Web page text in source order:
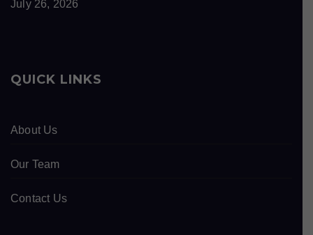
July 26, 2026
QUICK LINKS
About Us
Our Team
Contact Us